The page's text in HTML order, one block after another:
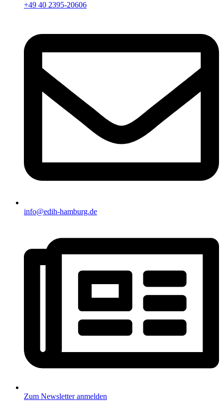
+49 40 2395-20606
info@edih-hamburg.de
Zum Newsletter anmelden